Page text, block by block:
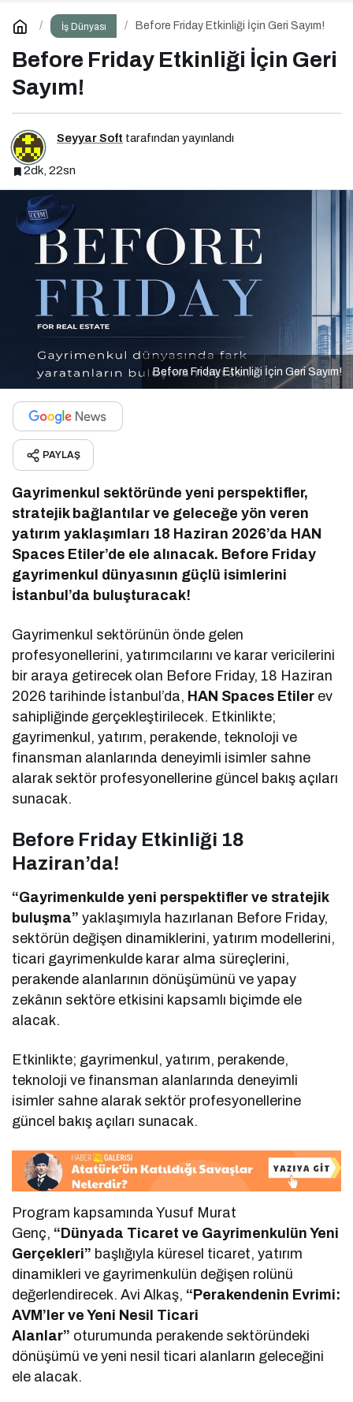
İş Dünyası Before Friday Etkinliği İçin Geri Sayım!
Before Friday Etkinliği İçin Geri
Sayım!
Seyyar Soft tarafından yayınlandı
2dk, 22sn
Before Friday Etkinliği İçin Geri Sayım!
PAYLAŞ
Gayrimenkul sektöründe yeni perspektifler,
stratejik bağlantılar ve geleceğe yön veren
yatırım yaklaşımları 18 Haziran 2026’da HAN
Spaces Etiler’de ele alınacak. Before Friday
gayrimenkul dünyasının güçlü isimlerini
İstanbul’da buluşturacak!
Gayrimenkul sektörünün önde gelen
profesyonellerini, yatırımcılarını ve karar vericilerini
bir araya getirecek olan Before Friday, 18 Haziran
2026 tarihinde İstanbul’da, HAN Spaces Etiler ev
sahipliğinde gerçekleştirilecek. Etkinlikte;
gayrimenkul, yatırım, perakende, teknoloji ve
finansman alanlarında deneyimli isimler sahne
alarak sektör profesyonellerine güncel bakış açıları
sunacak.
Before Friday Etkinliği 18
Haziran’da!
“Gayrimenkulde yeni perspektifler ve stratejik
buluşma” yaklaşımıyla hazırlanan Before Friday,
sektörün değişen dinamiklerini, yatırım modellerini,
ticari gayrimenkulde karar alma süreçlerini,
perakende alanlarının dönüşümünü ve yapay
zekânın sektöre etkisini kapsamlı biçimde ele
alacak.
Etkinlikte; gayrimenkul, yatırım, perakende,
teknoloji ve finansman alanlarında deneyimli
isimler sahne alarak sektör profesyonellerine
güncel bakış açıları sunacak.
Program kapsamında Yusuf Murat
Genç, “Dünyada Ticaret ve Gayrimenkulün Yeni
Gerçekleri” başlığıyla küresel ticaret, yatırım
dinamikleri ve gayrimenkulün değişen rolünü
değerlendirecek. Avi Alkaş, “Perakendenin Evrimi:
AVM’ler ve Yeni Nesil Ticari
Alanlar” oturumunda perakende sektöründeki
dönüşümü ve yeni nesil ticari alanların geleceğini
ele alacak.